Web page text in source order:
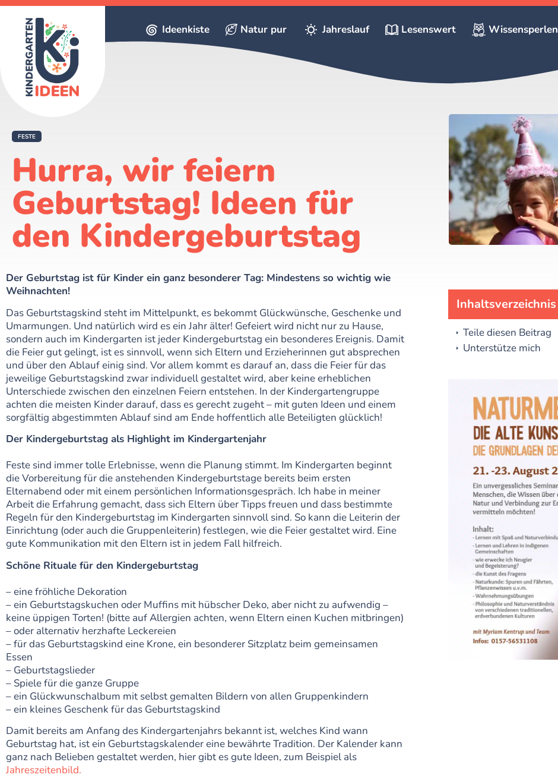
Ideenkiste Natur pur Jahreslauf Lesenswert Wissensperlen
FESTE
Hurra, wir feiern
Geburtstag! Ideen für
den Kindergeburtstag
Der Geburtstag ist für Kinder ein ganz besonderer Tag: Mindestens so wichtig wie
Weihnachten!
Das Geburtstagskind steht im Mittelpunkt, es bekommt Glückwünsche, Geschenke und
Umarmungen. Und natürlich wird es ein Jahr älter! Gefeiert wird nicht nur zu Hause,
sondern auch im Kindergarten ist jeder Kindergeburtstag ein besonderes Ereignis. Damit
die Feier gut gelingt, ist es sinnvoll, wenn sich Eltern und Erzieherinnen gut absprechen
und über den Ablauf einig sind. Vor allem kommt es darauf an, dass die Feier für das
jeweilige Geburtstagskind zwar individuell gestaltet wird, aber keine erheblichen
Unterschiede zwischen den einzelnen Feiern entstehen. In der Kindergartengruppe
achten die meisten Kinder darauf, dass es gerecht zugeht – mit guten Ideen und einem
sorgfältig abgestimmten Ablauf sind am Ende hoffentlich alle Beteiligten glücklich!
Der Kindergeburtstag als Highlight im Kindergartenjahr
Feste sind immer tolle Erlebnisse, wenn die Planung stimmt. Im Kindergarten beginnt
die Vorbereitung für die anstehenden Kindergeburtstage bereits beim ersten
Elternabend oder mit einem persönlichen Informationsgespräch. Ich habe in meiner
Arbeit die Erfahrung gemacht, dass sich Eltern über Tipps freuen und dass bestimmte
Regeln für den Kindergeburtstag im Kindergarten sinnvoll sind. So kann die Leiterin der
Einrichtung (oder auch die Gruppenleiterin) festlegen, wie die Feier gestaltet wird. Eine
gute Kommunikation mit den Eltern ist in jedem Fall hilfreich.
Schöne Rituale für den Kindergeburtstag
– eine fröhliche Dekoration
– ein Geburtstagskuchen oder Muffins mit hübscher Deko, aber nicht zu aufwendig –
keine üppigen Torten! (bitte auf Allergien achten, wenn Eltern einen Kuchen mitbringen)
– oder alternativ herzhafte Leckereien
– für das Geburtstagskind eine Krone, ein besonderer Sitzplatz beim gemeinsamen
Essen
– Geburtstagslieder
– Spiele für die ganze Gruppe
– ein Glückwunschalbum mit selbst gemalten Bildern von allen Gruppenkindern
– ein kleines Geschenk für das Geburtstagskind
Damit bereits am Anfang des Kindergartenjahrs bekannt ist, welches Kind wann
Geburtstag hat, ist ein Geburtstagskalender eine bewährte Tradition. Der Kalender kann
ganz nach Belieben gestaltet werden, hier gibt es gute Ideen, zum Beispiel als
Jahreszeitenbild.
Inhaltsverzeichnis
Teile diesen Beitrag
Unterstütze mich